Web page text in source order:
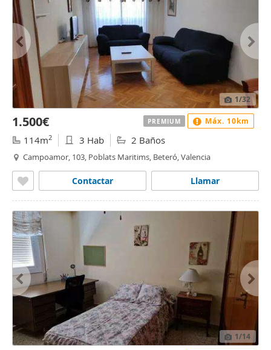
1/32
1.500€
114m2 3 Hab 2 Baños
Campoamor, 103, Poblats Maritims, Beteró, Valencia
Llamar
Contactar
PREMIUM Máx. 10km
1/14